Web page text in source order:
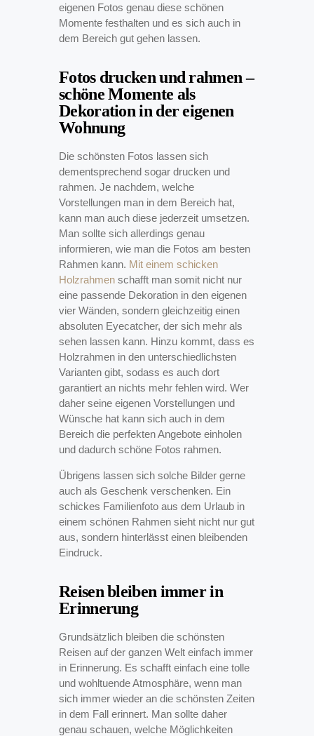
eigenen Fotos genau diese schönen
Momente festhalten und es sich auch in
dem Bereich gut gehen lassen.
Fotos drucken und rahmen –
schöne Momente als
Dekoration in der eigenen
Wohnung
Die schönsten Fotos lassen sich
dementsprechend sogar drucken und
rahmen. Je nachdem, welche
Vorstellungen man in dem Bereich hat,
kann man auch diese jederzeit umsetzen.
Man sollte sich allerdings genau
informieren, wie man die Fotos am besten
Rahmen kann. Mit einem schicken
Holzrahmen schafft man somit nicht nur
eine passende Dekoration in den eigenen
vier Wänden, sondern gleichzeitig einen
absoluten Eyecatcher, der sich mehr als
sehen lassen kann. Hinzu kommt, dass es
Holzrahmen in den unterschiedlichsten
Varianten gibt, sodass es auch dort
garantiert an nichts mehr fehlen wird. Wer
daher seine eigenen Vorstellungen und
Wünsche hat kann sich auch in dem
Bereich die perfekten Angebote einholen
und dadurch schöne Fotos rahmen.
Übrigens lassen sich solche Bilder gerne
auch als Geschenk verschenken. Ein
schickes Familienfoto aus dem Urlaub in
einem schönen Rahmen sieht nicht nur gut
aus, sondern hinterlässt einen bleibenden
Eindruck.
Reisen bleiben immer in
Erinnerung
Grundsätzlich bleiben die schönsten
Reisen auf der ganzen Welt einfach immer
in Erinnerung. Es schafft einfach eine tolle
und wohltuende Atmosphäre, wenn man
sich immer wieder an die schönsten Zeiten
in dem Fall erinnert. Man sollte daher
genau schauen, welche Möglichkeiten